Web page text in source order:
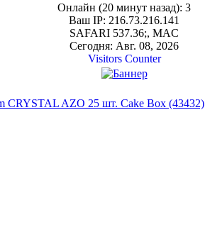
Онлайн (20 минут назад): 3
Ваш IP: 216.73.216.141
SAFARI 537.36;, MAC
Сегодня: Авг. 08, 2026
Visitors Counter
CRYSTAL AZO 25 шт. Cake Box (43432)